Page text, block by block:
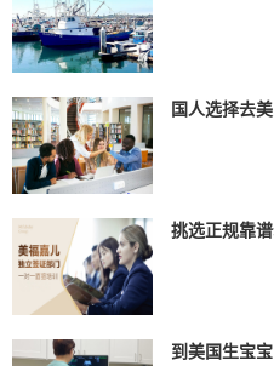
国人选择去
挑选正规靠
到美国生宝